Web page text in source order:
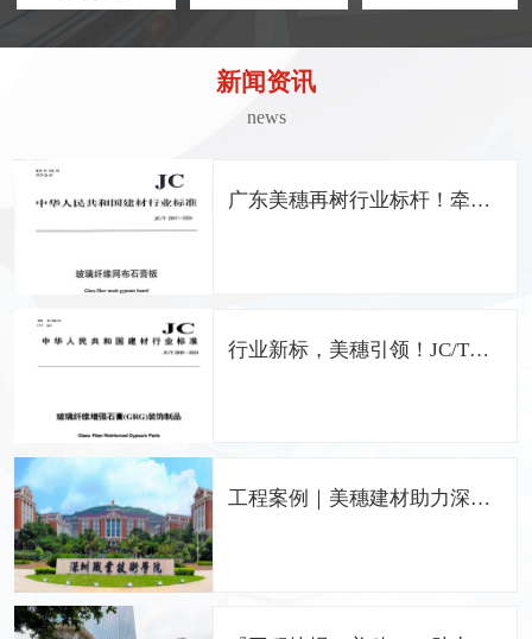
新闻资讯
news
广东美穗再树行业标杆！牵头
行业新标，美穗引领！JC/T
工程案例｜美穗建材助力深圳